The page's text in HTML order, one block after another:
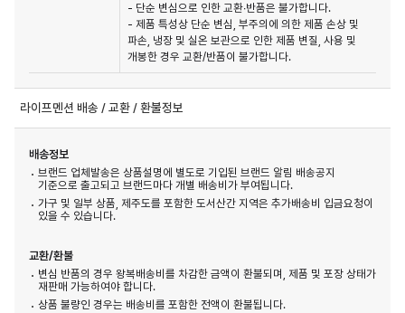
- 단순 변심으로 인한 교환∙반품은 불가합니다.
- 제품 특성상 단순 변심, 부주의에 의한 제품 손상 및
파손, 냉장 및 실온 보관으로 인한 제품 변질, 사용 및
개봉한 경우 교환/반품이 불가합니다.
라이프멘션 배송 / 교환 / 환불정보
배송정보
브랜드 업체발송은 상품설명에 별도로 기입된 브랜드 알림 배송공지
기준으로 출고되고 브랜드마다 개별 배송비가 부여됩니다.
가구 및 일부 상품, 제주도를 포함한 도서산간 지역은 추가배송비 입금요청이
있을 수 있습니다.
교환/환불
변심 반품의 경우 왕복배송비를 차감한 금액이 환불되며, 제품 및 포장 상태가
재판매 가능하여야 합니다.
상품 불량인 경우는 배송비를 포함한 전액이 환불됩니다.